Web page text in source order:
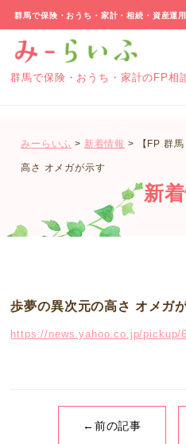
群馬で保険・おうち・家計・相続・資産運
群馬で保険・おうち・家計のFP相
みーらいふ > 新着情報 > 【FP 群
高さ オメガが示す
新
歩夢の異次元の高さ オメガ
https://news.yahoo.co.jp/pickup/
←前の記事